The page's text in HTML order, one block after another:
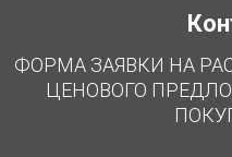
ФОРМА ЗАЯВКИ НА
ЦЕНОВОГО